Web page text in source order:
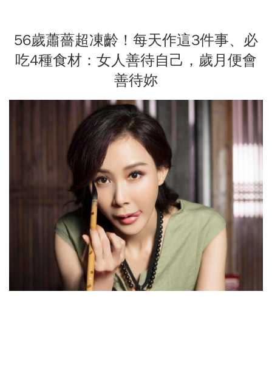
56歲蕭薔超凍齡！每天作這3件事、必
吃4種食材：女人善待自己，歲月便會
善待妳